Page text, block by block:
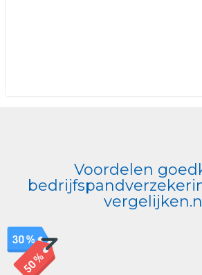
Voordelen
vergelijken.nl